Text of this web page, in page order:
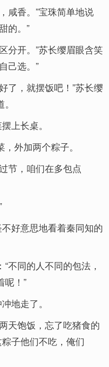
咸香。”宝珠简单地说
的。”
分开。”苏长缨眉眼含笑
己选。”
了，就摆饭吧！”苏长缨
上长桌。
外加两个粽子。
节，咱们在多包点
好意思地看着秦同知的
不同的人不同的包法，
呢！”
地走了。
天饱饭，忘了吃猪食的
子他们不吃，俺们